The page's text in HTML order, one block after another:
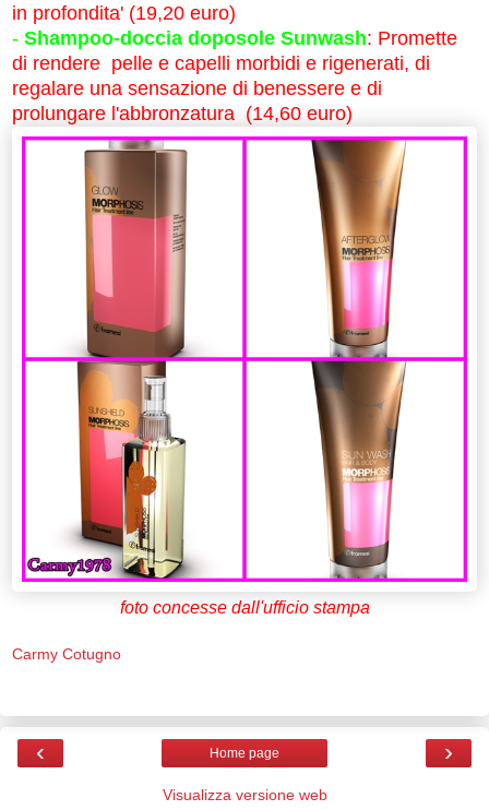
in profondita' (19,20 euro)
- Shampoo-doccia doposole Sunwash: Promette
di rendere pelle e capelli morbidi e rigenerati, di
regalare una sensazione di benessere e di
prolungare l'abbronzatura (14,60 euro)
foto concesse dall'ufficio stampa
Carmy Cotugno
‹ ›
Home page
Visualizza versione web